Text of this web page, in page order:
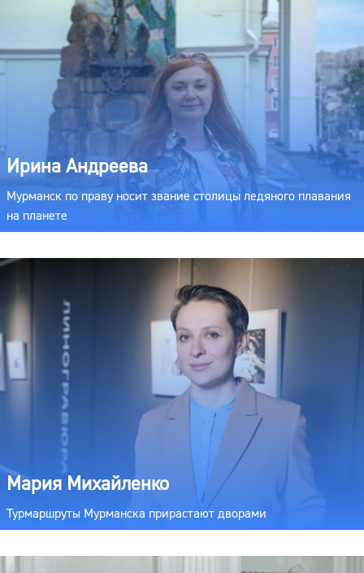
Ирина Андреева
Мурманск по праву носит звание столицы ледяного плавания
на планете
Мария Михайленко
Турмаршруты Мурманска прирастают дворами